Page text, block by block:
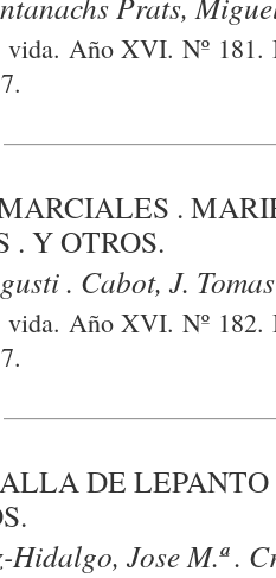
Año XVI. Nº 181.
.
. Y OTROS.
. Cabot, J.
Año XVI. Nº 182.
DE LEPANTO
Jose M.ª .